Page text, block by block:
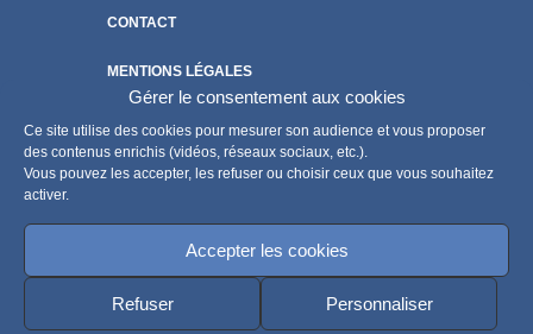
Gérer le consentement aux cookies
Ce site utilise des cookies pour mesurer son audience et vous proposer
des contenus enrichis (vidéos, réseaux sociaux, etc.).
Vous pouvez les accepter, les refuser ou choisir ceux que vous souhaitez
activer.
Accepter les cookies
Refuser Personnaliser
CONTACT
MENTIONS LÉGALES